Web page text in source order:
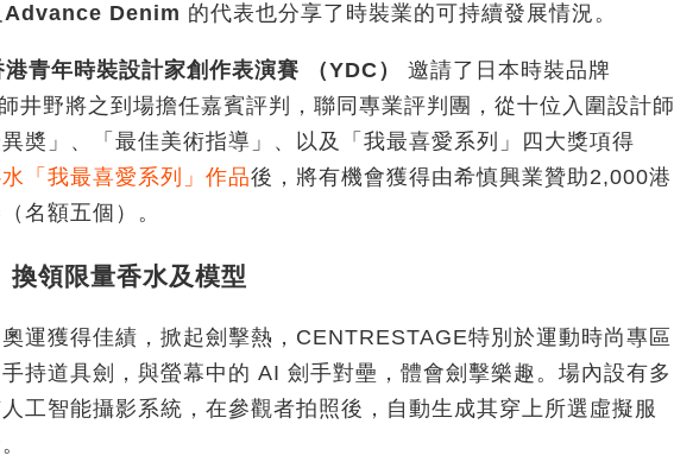
Advance Denim 的代表也分享了時裝業的可持續發展情況。
港青年時裝設計家創作表演賽 （YDC）
邀請了日本時裝品牌
井野將之到場擔任嘉賓評判，聯同專業評判團，從十位入圍設計師
奬」、「最佳美術指導」、以及「我最喜愛系列」四大獎項得
「我最喜愛系列」作品後，將有機會獲得由希慎興業贊助2,000港
名額五個）。
領限量香水及模型
運獲得佳績，掀起劍擊熱，CENTRESTAGE特別於運動時尚專區
持道具劍，與螢幕中的 AI 劍手對壘，體會劍擊樂趣。場內設有多
工智能攝影系統，在參觀者拍照後，自動生成其穿上所選虛擬服